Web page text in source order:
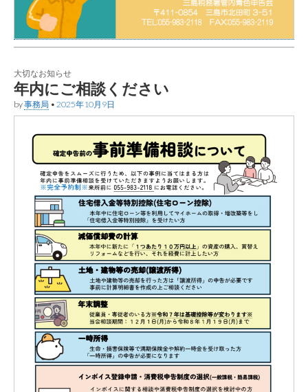
大切なお知らせ
年内にご相談ください
by事務局 • 2025年10月9日